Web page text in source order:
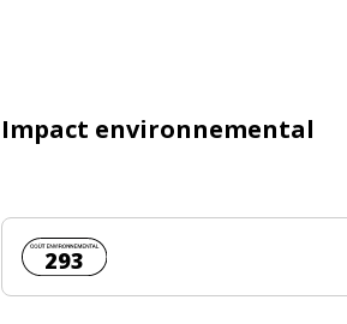
Impact environnemental
Coût environnemental :
293